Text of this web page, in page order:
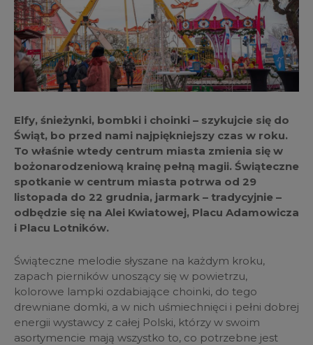
Elfy, śnieżynki, bombki i choinki – szykujcie się do
Świąt, bo przed nami najpiękniejszy czas w roku.
To właśnie wtedy centrum miasta zmienia się w
bożonarodzeniową krainę pełną magii. Świąteczne
spotkanie w centrum miasta potrwa od 29
listopada do 22 grudnia, jarmark – tradycyjnie –
odbędzie się na Alei Kwiatowej, Placu Adamowicza
i Placu Lotników.
Świąteczne melodie słyszane na każdym kroku,
zapach pierników unoszący się w powietrzu,
kolorowe lampki ozdabiające choinki, do tego
drewniane domki, a w nich uśmiechnięci i pełni dobrej
energii wystawcy z całej Polski, którzy w swoim
asortymencie mają wszystko to, co potrzebne jest